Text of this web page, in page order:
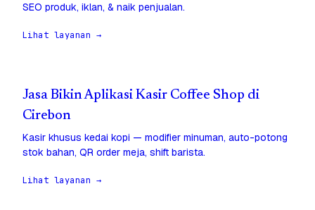
SEO produk, iklan, & naik penjualan.
Lihat layanan →
Jasa Bikin Aplikasi Kasir Coffee Shop di
Cirebon
Kasir khusus kedai kopi — modifier minuman, auto-potong
stok bahan, QR order meja, shift barista.
Lihat layanan →